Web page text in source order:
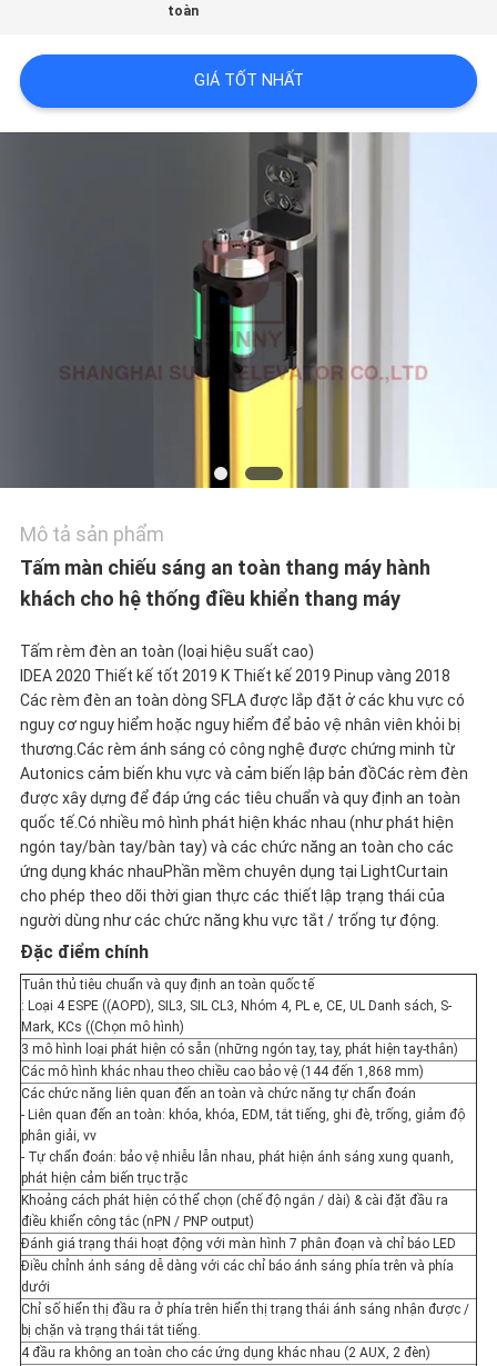
LƯỢNG
CÁC
TRƯỜNG
SƠ
ĐỒ
TRANG
WEB
PRIVACY
POLICY
toàn
GIÁ TỐT NHẤT
Mô tả sản phẩm
Tấm màn chiếu sáng an toàn thang máy hành
khách cho hệ thống điều khiển thang máy
Tấm rèm đèn an toàn (loại hiệu suất cao)
IDEA 2020 Thiết kế tốt 2019 K Thiết kế 2019 Pinup vàng 2018
Các rèm đèn an toàn dòng SFLA được lắp đặt ở các khu vực có
nguy cơ nguy hiểm hoặc nguy hiểm để bảo vệ nhân viên khỏi bị
thương.Các rèm ánh sáng có công nghệ được chứng minh từ
Autonics cảm biến khu vực và cảm biến lập bản đồCác rèm đèn
được xây dựng để đáp ứng các tiêu chuẩn và quy định an toàn
quốc tế.Có nhiều mô hình phát hiện khác nhau (như phát hiện
ngón tay/bàn tay/bàn tay) và các chức năng an toàn cho các
ứng dụng khác nhauPhần mềm chuyên dụng tại LightCurtain
cho phép theo dõi thời gian thực các thiết lập trạng thái của
người dùng như các chức năng khu vực tắt / trống tự động.
Đặc điểm chính
Tuân thủ tiêu chuẩn và quy định an toàn quốc tế
: Loại 4 ESPE ((AOPD), SIL3, SIL CL3, Nhóm 4, PL e, CE, UL Danh sách, S-
Mark, KCs ((Chọn mô hình)
3 mô hình loại phát hiện có sẵn (những ngón tay, tay, phát hiện tay-thân)
Các mô hình khác nhau theo chiều cao bảo vệ (144 đến 1,868 mm)
Các chức năng liên quan đến an toàn và chức năng tự chẩn đoán
- Liên quan đến an toàn: khóa, khóa, EDM, tắt tiếng, ghi đè, trống, giảm độ
phân giải, vv
- Tự chẩn đoán: bảo vệ nhiễu lẫn nhau, phát hiện ánh sáng xung quanh,
phát hiện cảm biến trục trặc
Khoảng cách phát hiện có thể chọn (chế độ ngắn / dài) & cài đặt đầu ra
điều khiển công tắc (nPN / PNP output)
Đánh giá trạng thái hoạt động với màn hình 7 phân đoạn và chỉ báo LED
Điều chỉnh ánh sáng dễ dàng với các chỉ báo ánh sáng phía trên và phía
dưới
Chỉ số hiển thị đầu ra ở phía trên hiển thị trạng thái ánh sáng nhận được /
bị chặn và trạng thái tắt tiếng.
4 đầu ra không an toàn cho các ứng dụng khác nhau (2 AUX, 2 đèn)